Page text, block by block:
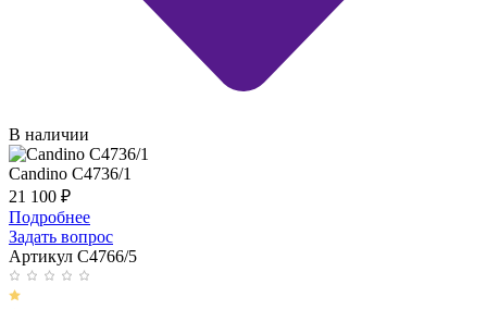
В наличии
Candino C4736/1
21 100 ₽
Подробнее
Задать вопрос
Артикул C4766/5